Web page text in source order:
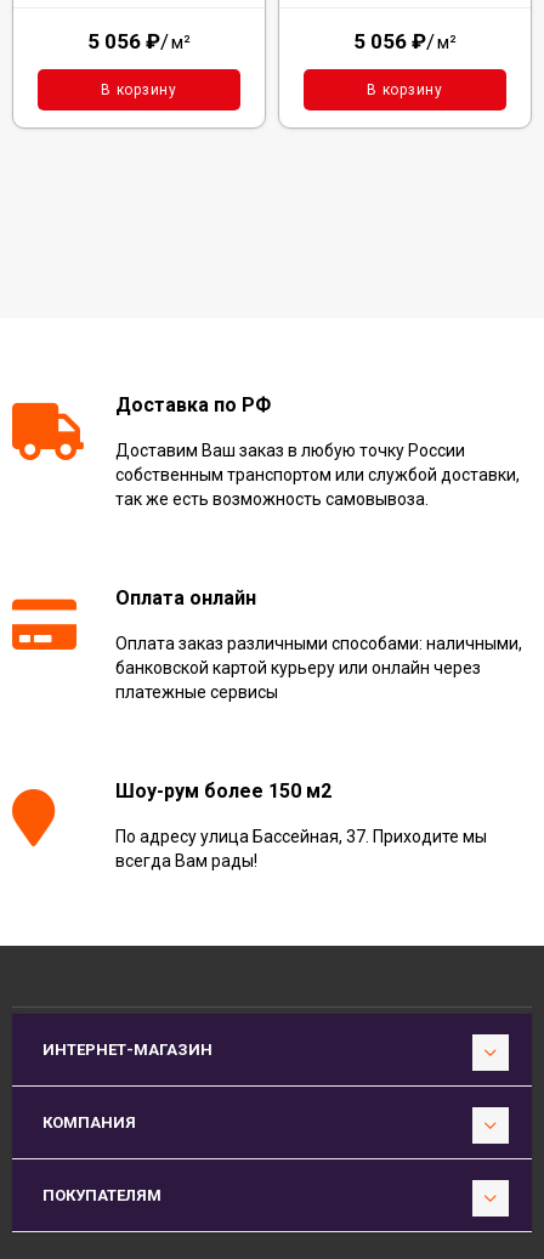
5 056 ₽/м²
В корзину
5 056 ₽/м²
В корзину
Доставка по РФ
Доставим Ваш заказ в любую точку России
собственным транспортом или службой доставки,
так же есть возможность самовывоза.
Оплата онлайн
Оплата заказ различными способами: наличными,
банковской картой курьеру или онлайн через
платежные сервисы
Шоу-рум более 150 м2
По адресу улица Бассейная, 37. Приходите мы
всегда Вам рады!
ИНТЕРНЕТ-МАГАЗИН
КОМПАНИЯ
ПОКУПАТЕЛЯМ